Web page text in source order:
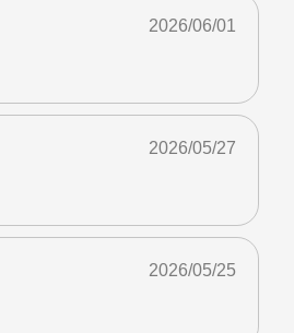
2026/06/01
2026/05/27
2026/05/25